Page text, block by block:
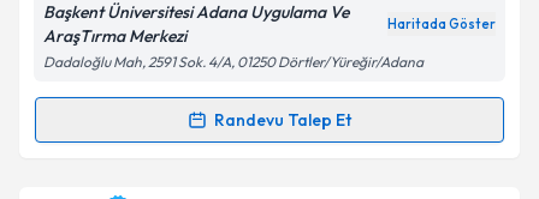
Kişisel verilerimin işlenmesine ilişkinAydınlatma
'ni okudum ve kişisel verilerimin belirtilen
kapsamda işlenmesini kabul ediyorum.
Başkent Üniversitesi Adana Uygulama Ve
AraşTırma Merkezi
Haritada Göster
Dadaloğlu Mah, 2591 Sok. 4/A, 01250 Dörtler/Yüreğir/Adana
Randevu Talep Et
Randevu Takvimi Talebi